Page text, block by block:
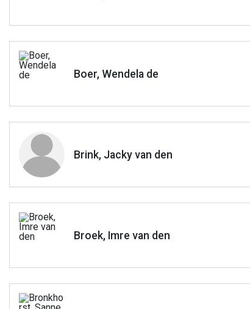
Boer, Wendela de
Brink, Jacky van den
Broek, Imre van den